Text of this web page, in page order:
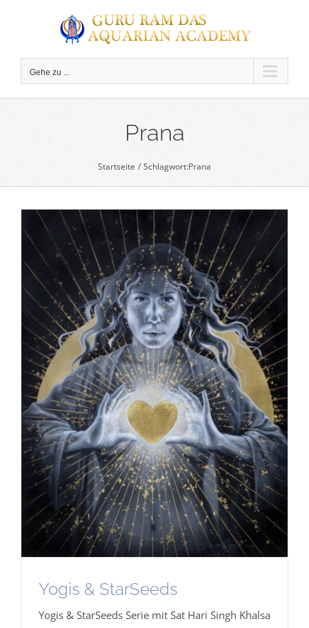
Gehe zu ...
Prana
Startseite Schlagwort:Prana
Yogis & StarSeeds
Yogis & StarSeeds Serie mit Sat Hari Singh Khalsa